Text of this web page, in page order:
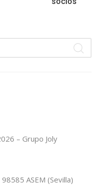
– Grupo Joly
ASEM (Sevilla)